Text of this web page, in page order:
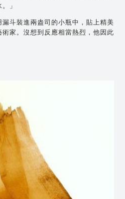
」
斗裝進兩盎司的小瓶中，貼上精美
家。沒想到反應相當熱烈，他因此